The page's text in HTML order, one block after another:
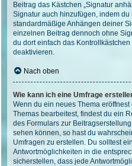
Beitrag das Kästchen „Signatur
Signatur auch hinzufügen, indem
standardmäßige Anhängen deiner
einzelnen Beitrag dennoch ohne
du dort einfach das
deaktivieren.
Nach oben
Wie kann ich eine Umfrage
Wenn du ein neues Thema
Themas bearbeitest, findest du ein
des Formulars zur
sehen können, so hast du
Umfragen zu erstellen. Du solltest
Antwortmöglichkeiten in die
sicherstellen, dass jede